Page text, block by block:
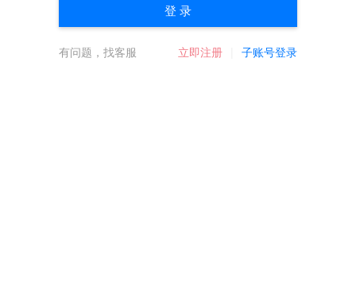
登 录
有问题，找客服 立即注册 子账号登录